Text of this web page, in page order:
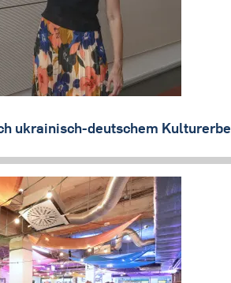
ukrainisch-deutschem Kulturerbe